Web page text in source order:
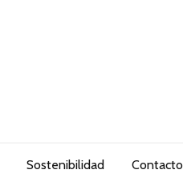
Sostenibilidad Contacto